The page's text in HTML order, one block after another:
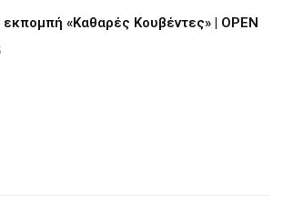
«Καθαρές Κουβέντες» | OPEN